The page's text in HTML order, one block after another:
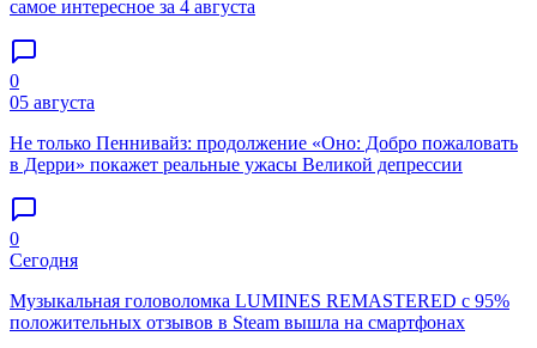
самое интересное за 4 августа
0
05 августа
Не только Пеннивайз: продолжение «Оно: Добро пожаловать
в Дерри» покажет реальные ужасы Великой депрессии
0
Сегодня
Музыкальная головоломка LUMINES REMASTERED с 95%
положительных отзывов в Steam вышла на смартфонах